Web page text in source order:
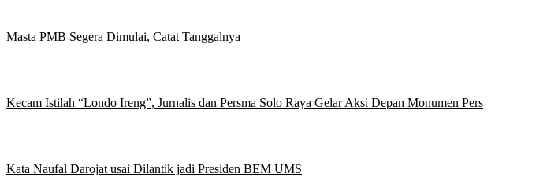
Masta PMB Segera Dimulai, Catat Tanggalnya
Kecam Istilah “Londo Ireng”, Jurnalis dan Persma Solo Raya Gelar Aksi Depan Monumen Pers
Kata Naufal Darojat usai Dilantik jadi Presiden BEM UMS